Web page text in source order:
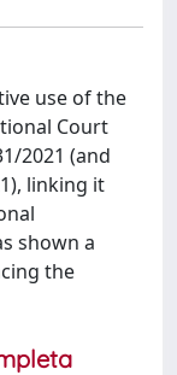
use of the
Court
2021 (and
linking it
shown a
the